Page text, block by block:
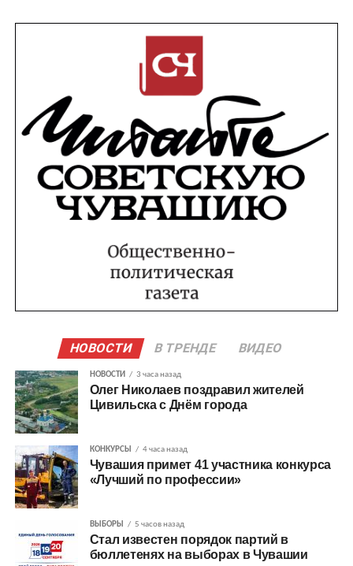
НОВОСТИ В ТРЕНДЕ ВИДЕО
НОВОСТИ 3 часа назад
Олег Николаев поздравил жителей
Цивильска с Днём города
КОНКУРСЫ 4 часа назад
Чувашия примет 41 участника конкурса
«Лучший по профессии»
ВЫБОРЫ 5 часов назад
Стал известен порядок партий в
бюллетенях на выборах в Чувашии